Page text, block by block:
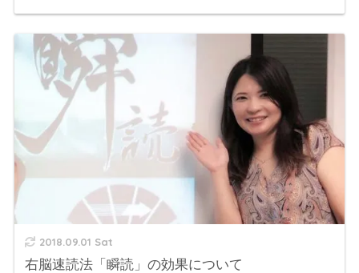
2018.09.01 Sat
右脳速読法「瞬読」の効果について